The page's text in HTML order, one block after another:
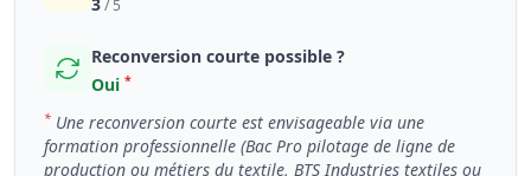
/ 5
Reconversion courte possible ?
Oui *
* Une reconversion courte est envisageable via une
formation professionnelle (Bac Pro pilotage de ligne de
production ou métiers du textile, BTS Industries textiles ou